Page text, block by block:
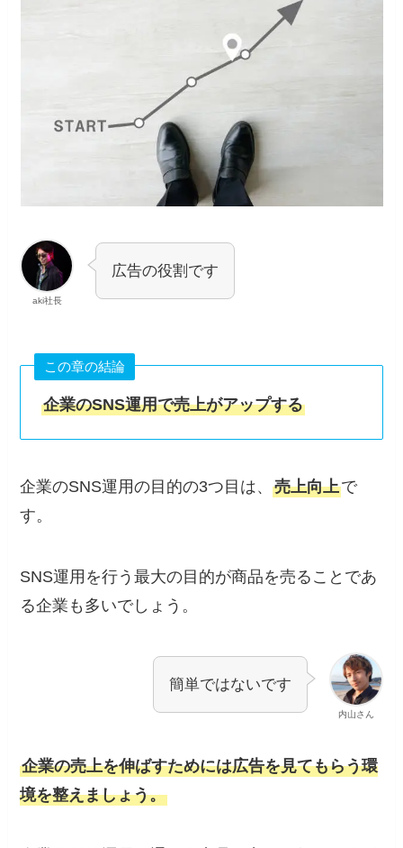
aki社長
広告の役割です
この章の結論
企業のSNS運用で売上がアップする
企業のSNS運用の目的の3つ目は、売上向上で
す。
SNS運用を行う最大の目的が商品を売ることであ
る企業も多いでしょう。
内山さん
簡単ではないです
企業の売上を伸ばすためには広告を見てもらう環
境を整えましょう。